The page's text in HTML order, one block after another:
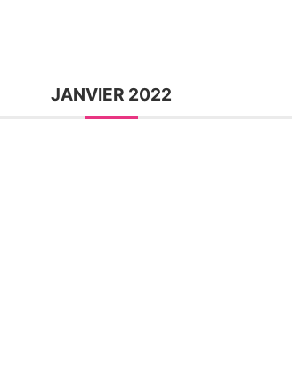
JANVIER 2022